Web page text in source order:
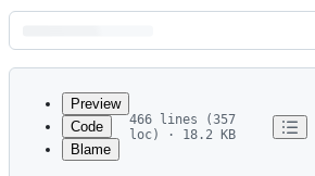
Latest
commit
Preview
Code
Blame
466 lines (357
loc) · 18.2 KB